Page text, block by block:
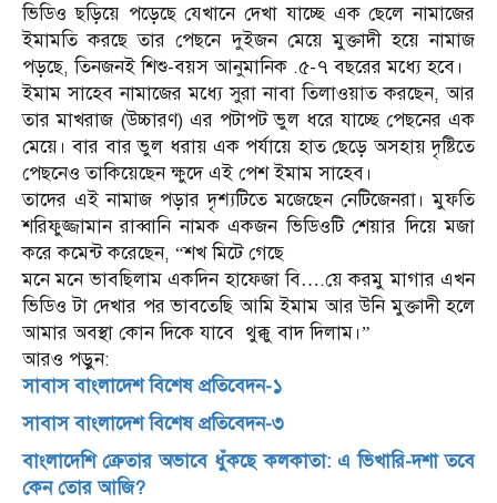
ভিডিও ছড়িয়ে পড়েছে যেখানে দেখা যাচ্ছে এক ছেলে নামাজের
ইমামতি করছে তার পেছনে দুইজন মেয়ে মুক্তাদী হয়ে নামাজ
পড়ছে, তিনজনই শিশু-বয়স আনুমানিক .৫-৭ বছরের মধ্যে হবে।
ইমাম সাহেব নামাজের মধ্যে সুরা নাবা তিলাওয়াত করছেন, আর
তার মাখরাজ (উচ্চারণ) এর পটাপট ভুল ধরে যাচ্ছে পেছনের এক
মেয়ে। বার বার ভুল ধরায় এক পর্যায়ে হাত ছেড়ে অসহায় দৃষ্টিতে
পেছনেও তাকিয়েছেন ক্ষুদে এই পেশ ইমাম সাহেব।
তাদের এই নামাজ পড়ার দৃশ্যটিতে মজেছেন নেটিজেনরা। মুফতি
শরিফুজ্জামান রাব্বানি নামক একজন ভিডিওটি শেয়ার দিয়ে মজা
করে কমেন্ট করেছেন, “শখ মিটে গেছে
মনে মনে ভাবছিলাম একদিন হাফেজা বি….য়ে করমু মাগার এখন
ভিডিও টা দেখার পর ভাবতেছি আমি ইমাম আর উনি মুক্তাদী হলে
আমার অবস্থা কোন দিকে যাবে থুক্কু বাদ দিলাম।”
আরও পড়ুন:
সাবাস বাংলাদেশ বিশেষ প্রতিবেদন-১
সাবাস বাংলাদেশ বিশেষ প্রতিবেদন-৩
বাংলাদেশি ক্রেতার অভাবে ধুঁকছে কলকাতা: এ ভিখারি-দশা তবে
কেন তোর আজি?